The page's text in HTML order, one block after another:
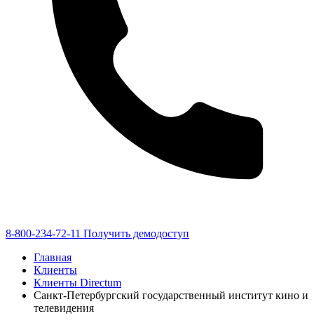
8-800-234-72-11 Получить демодоступ
Главная
Клиенты
Клиенты Directum
Санкт-Петербургский государственный институт кино и
телевидения